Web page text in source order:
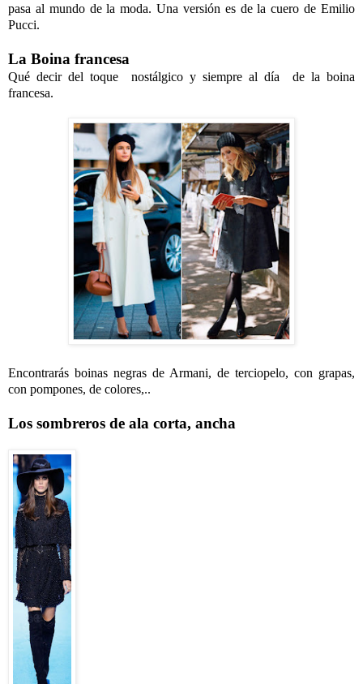
pasa al mundo de la moda. Una versión es de la cuero de Emilio
Pucci.
La Boina francesa
Qué decir del toque nostálgico y siempre al día de la boina
francesa.
Encontrarás boinas negras de Armani, de terciopelo, con grapas,
con pompones, de colores,..
Los sombreros de ala corta, ancha